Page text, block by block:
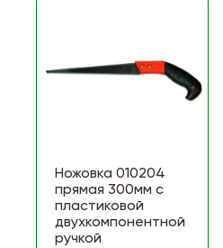
Ножовка 010204
прямая 300мм с
пластиковой
двухкомпонентной
ручкой